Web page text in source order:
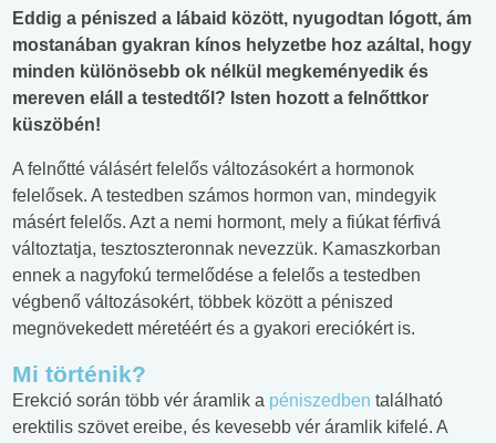
Eddig a péniszed a lábaid között, nyugodtan lógott, ám
mostanában gyakran kínos helyzetbe hoz azáltal, hogy
minden különösebb ok nélkül megkeményedik és
mereven eláll a testedtől? Isten hozott a felnőttkor
küszöbén!
A felnőtté válásért felelős változásokért a hormonok
felelősek. A testedben számos hormon van, mindegyik
másért felelős. Azt a nemi hormont, mely a fiúkat férfivá
változtatja, tesztoszteronnak nevezzük. Kamaszkorban
ennek a nagyfokú termelődése a felelős a testedben
végbenő változásokért, többek között a péniszed
megnövekedett méretéért és a gyakori ereciókért is.
Mi történik?
Erekció során több vér áramlik a péniszedben található
erektilis szövet ereibe, és kevesebb vér áramlik kifelé. A